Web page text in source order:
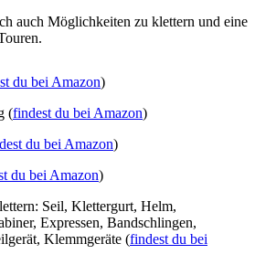
auch Möglichkeiten zu klettern und eine
du bei Amazon)
(findest du bei Amazon)
du bei Amazon)
du bei Amazon)
Seil, Klettergurt, Helm,
Expressen, Bandschlingen,
Klemmgeräte (findest du bei